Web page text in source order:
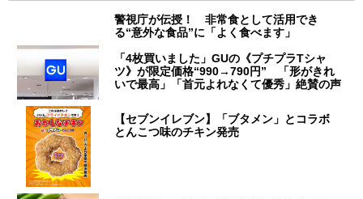
警視庁が伝授！ 非常食として活用でき
る“意外な食品”に「よく食べます」
「4枚買いました」GUの《プチプラTシャ
ツ》が限定価格“990→790円” 「形がきれ
いで最高」「首元よれなくて優秀」絶賛の声
【セブンイレブン】「ブタメン」とコラボ
とんこつ味のチキン発売